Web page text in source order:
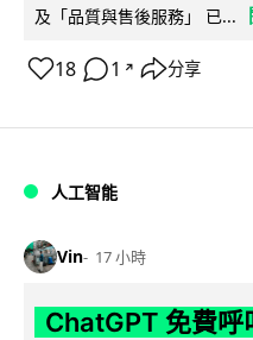
及「品質與售後服務」 已...
18 1 ↗ 分享
人工智能
Vin 17 小時
ChatGPT 免費